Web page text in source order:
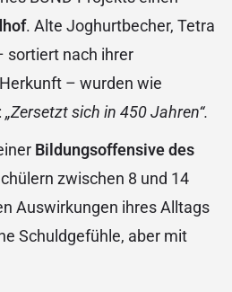
. Alte Joghurtbecher, Tetra
sortiert nach ihrer
– wurden wie
„Zersetzt sich in 450 Jahren“.
Bildungsoffensive des
zwischen 8 und 14
Auswirkungen ihres Alltags
Schuldgefühle, aber mit